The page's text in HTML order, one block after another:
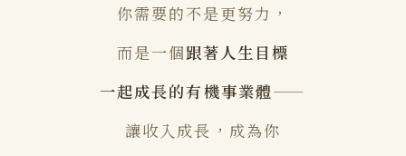
你需要的不是更努力，
而是一個跟著人生目標
一起成長的有機事業體——
讓收入成長，成為你